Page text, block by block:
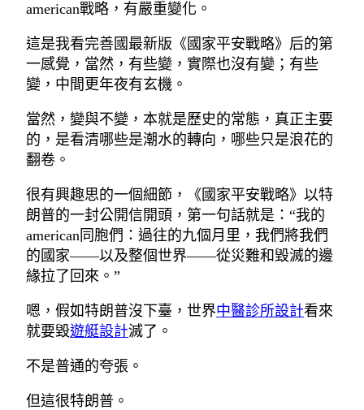
american戰略，有嚴重變化。
這是我看完善國最新版《國家平安戰略》后的第
一感覺，當然，有些變，實際也沒有變；有些
變，中間更年夜有玄機。
當然，變與不變，本就是歷史的常態，真正主要
的，是看清哪些是潮水的轉向，哪些只是浪花的
翻卷。
很有興趣思的一個細節，《國家平安戰略》以特
朗普的一封公開信開頭，第一句話就是：“我的
american同胞們：過往的九個月里，我們將我們
的國家——以及整個世界——從災難和毀滅的邊
緣拉了回來。”
嗯，假如特朗普沒下臺，世界中醫診所設計看來
就要毀遊艇設計滅了。
不是普通的夸張。
但這很特朗普。